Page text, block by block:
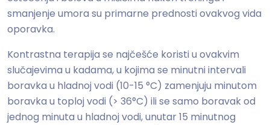
smanjenje umora su primarne prednosti ovakvog vida
oporavka.
Kontrastna terapija se najčešće koristi u ovakvim
slučajevima u kadama, u kojima se minutni intervali
boravka u hladnoj vodi (10-15 °C) zamenjuju minutom
boravka u toploj vodi (> 36°C) ili se samo boravak od
jednog minuta u hladnoj vodi, unutar 15 minutnog